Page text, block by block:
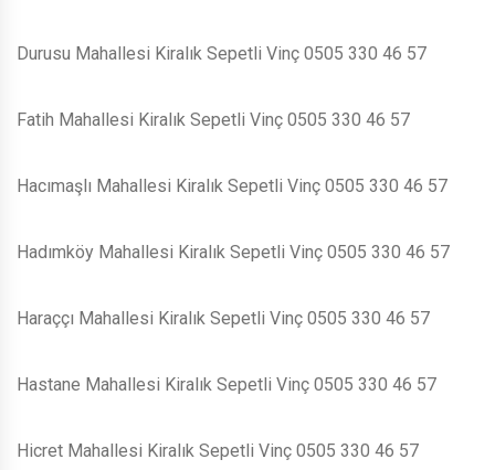
Durusu Mahallesi Kiralık Sepetli Vinç 0505 330 46 57
Fatih Mahallesi Kiralık Sepetli Vinç 0505 330 46 57
Hacımaşlı Mahallesi Kiralık Sepetli Vinç 0505 330 46 57
Hadımköy Mahallesi Kiralık Sepetli Vinç 0505 330 46 57
Haraççı Mahallesi Kiralık Sepetli Vinç 0505 330 46 57
Hastane Mahallesi Kiralık Sepetli Vinç 0505 330 46 57
Hicret Mahallesi Kiralık Sepetli Vinç 0505 330 46 57